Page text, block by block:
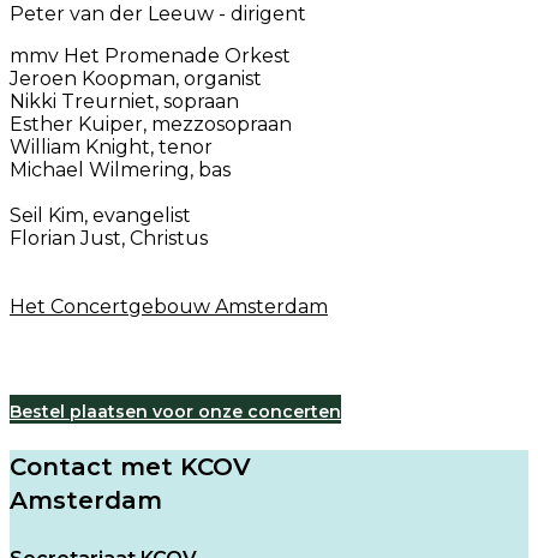
Peter van der Leeuw - dirigent
mmv Het Promenade Orkest
Jeroen Koopman, organist
Nikki Treurniet, sopraan
Esther Kuiper, mezzosopraan
William Knight, tenor
Michael Wilmering, bas
Seil Kim, evangelist
Florian Just, Christus
Het Concertgebouw Amsterdam
Bestel plaatsen voor onze concerten
Contact met KCOV
Amsterdam